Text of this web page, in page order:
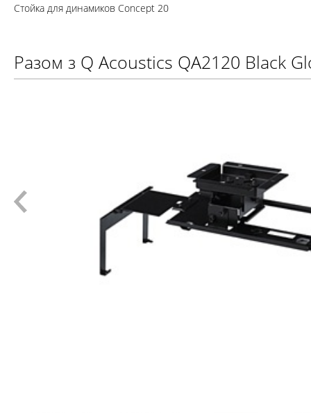
Стойка для динамиков Concept 20
Разом з Q Acoustics QA2120 Black